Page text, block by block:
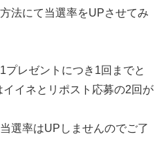
法にて当選率をUPさせてみ
プレゼントにつき1回までと
イネとリポスト応募の2回が
選率はUPしませんのでご了